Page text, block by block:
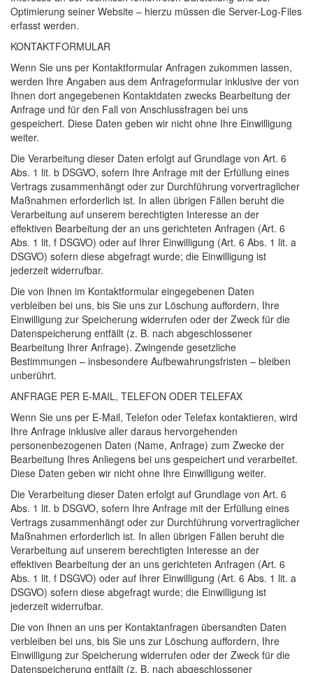
Optimierung seiner Website – hierzu müssen die Server-Log-Files
erfasst werden.
KONTAKTFORMULAR
Wenn Sie uns per Kontaktformular Anfragen zukommen lassen,
werden Ihre Angaben aus dem Anfrageformular inklusive der von
Ihnen dort angegebenen Kontaktdaten zwecks Bearbeitung der
Anfrage und für den Fall von Anschlussfragen bei uns
gespeichert. Diese Daten geben wir nicht ohne Ihre Einwilligung
weiter.
Die Verarbeitung dieser Daten erfolgt auf Grundlage von Art. 6
Abs. 1 lit. b DSGVO, sofern Ihre Anfrage mit der Erfüllung eines
Vertrags zusammenhängt oder zur Durchführung vorvertraglicher
Maßnahmen erforderlich ist. In allen übrigen Fällen beruht die
Verarbeitung auf unserem berechtigten Interesse an der
effektiven Bearbeitung der an uns gerichteten Anfragen (Art. 6
Abs. 1 lit. f DSGVO) oder auf Ihrer Einwilligung (Art. 6 Abs. 1 lit. a
DSGVO) sofern diese abgefragt wurde; die Einwilligung ist
jederzeit widerrufbar.
Die von Ihnen im Kontaktformular eingegebenen Daten
verbleiben bei uns, bis Sie uns zur Löschung auffordern, Ihre
Einwilligung zur Speicherung widerrufen oder der Zweck für die
Datenspeicherung entfällt (z. B. nach abgeschlossener
Bearbeitung Ihrer Anfrage). Zwingende gesetzliche
Bestimmungen – insbesondere Aufbewahrungsfristen – bleiben
unberührt.
ANFRAGE PER E-MAIL, TELEFON ODER TELEFAX
Wenn Sie uns per E-Mail, Telefon oder Telefax kontaktieren, wird
Ihre Anfrage inklusive aller daraus hervorgehenden
personenbezogenen Daten (Name, Anfrage) zum Zwecke der
Bearbeitung Ihres Anliegens bei uns gespeichert und verarbeitet.
Diese Daten geben wir nicht ohne Ihre Einwilligung weiter.
Die Verarbeitung dieser Daten erfolgt auf Grundlage von Art. 6
Abs. 1 lit. b DSGVO, sofern Ihre Anfrage mit der Erfüllung eines
Vertrags zusammenhängt oder zur Durchführung vorvertraglicher
Maßnahmen erforderlich ist. In allen übrigen Fällen beruht die
Verarbeitung auf unserem berechtigten Interesse an der
effektiven Bearbeitung der an uns gerichteten Anfragen (Art. 6
Abs. 1 lit. f DSGVO) oder auf Ihrer Einwilligung (Art. 6 Abs. 1 lit. a
DSGVO) sofern diese abgefragt wurde; die Einwilligung ist
jederzeit widerrufbar.
Die von Ihnen an uns per Kontaktanfragen übersandten Daten
verbleiben bei uns, bis Sie uns zur Löschung auffordern, Ihre
Einwilligung zur Speicherung widerrufen oder der Zweck für die
Datenspeicherung entfällt (z. B. nach abgeschlossener